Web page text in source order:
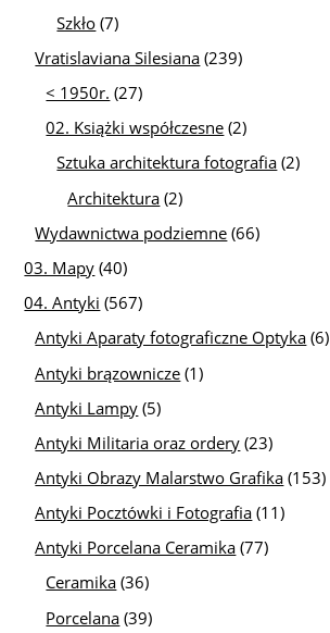
Szkło (7)
Vratislaviana Silesiana (239)
< 1950r. (27)
02. Książki współczesne (2)
Sztuka architektura fotografia (2)
Architektura (2)
Wydawnictwa podziemne (66)
03. Mapy (40)
04. Antyki (567)
Antyki Aparaty fotograficzne Optyka (6)
Antyki brązownicze (1)
Antyki Lampy (5)
Antyki Militaria oraz ordery (23)
Antyki Obrazy Malarstwo Grafika (153)
Antyki Pocztówki i Fotografia (11)
Antyki Porcelana Ceramika (77)
Ceramika (36)
Porcelana (39)